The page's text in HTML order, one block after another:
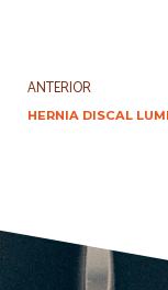
ANTERIOR